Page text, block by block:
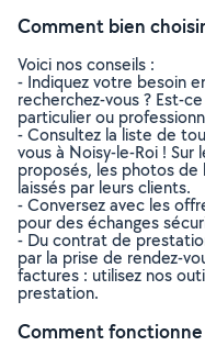
Comment bien
Voici nos conseils :
- Indiquez votre besoin
recherchez-vous ? Est-
particulier ou
- Consultez la liste de
vous à Noisy-le-Roi !
proposés, les photos de
laissés par leurs clients.
- Conversez avec les
pour des échanges
- Du contrat de
par la prise de rendez-
factures : utilisez nos
prestation.
Comment fonctionne